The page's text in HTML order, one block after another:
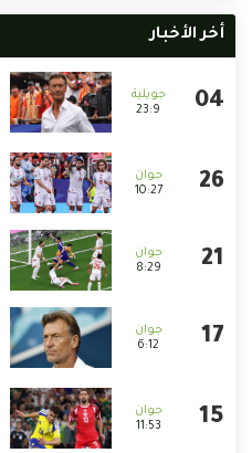
أخر الأخبار
23:9
10:27
8:29
6:12
11:53